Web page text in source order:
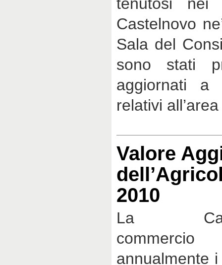
Castelnovo
Sala del
sono stati
aggiornati a
relativi
Valore
2010
La
annualmente